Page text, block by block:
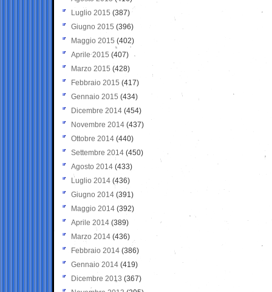
Luglio 2015 (387)
Giugno 2015 (396)
Maggio 2015 (402)
Aprile 2015 (407)
Marzo 2015 (428)
Febbraio 2015 (417)
Gennaio 2015 (434)
Dicembre 2014 (454)
Novembre 2014 (437)
Ottobre 2014 (440)
Settembre 2014 (450)
Agosto 2014 (433)
Luglio 2014 (436)
Giugno 2014 (391)
Maggio 2014 (392)
Aprile 2014 (389)
Marzo 2014 (436)
Febbraio 2014 (386)
Gennaio 2014 (419)
Dicembre 2013 (367)